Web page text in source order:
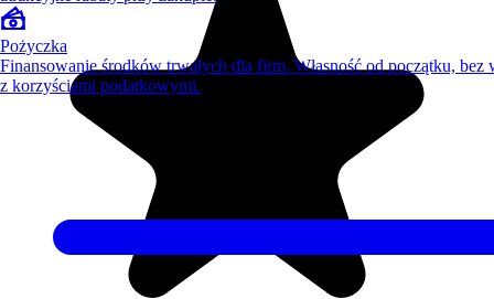
Pożyczka
Finansowanie środków trwałych dla firm. Własność od początku, bez
z korzyściami podatkowymi.